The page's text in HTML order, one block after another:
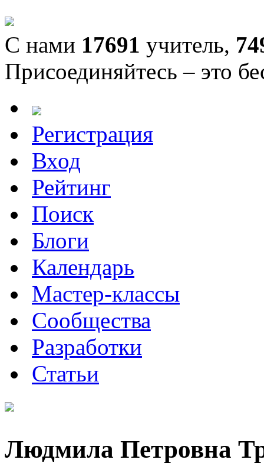
С нами 17691 учитель,
Присоединяйтесь – это
Регистрация
Вход
Рейтинг
Поиск
Блоги
Календарь
Мастер-классы
Сообщества
Разработки
Статьи
Людмила Петровна